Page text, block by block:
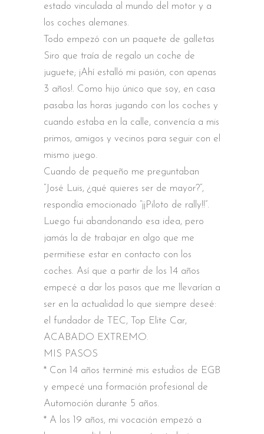
estado vinculada al mundo del motor y a
los coches alemanes.
Todo empezó con un paquete de galletas
Siro que traía de regalo un coche de
juguete; ¡Ahí estalló mi pasión, con apenas
3 años!. Como hijo único que soy, en casa
pasaba las horas jugando con los coches y
cuando estaba en la calle, convencía a mis
primos, amigos y vecinos para seguir con el
mismo juego.
Cuando de pequeño me preguntaban
“José Luis, ¿qué quieres ser de mayor?”,
respondía emocionado “¡¡Piloto de rally!!”.
Luego fui abandonando esa idea, pero
jamás la de trabajar en algo que me
permitiese estar en contacto con los
coches. Así que a partir de los 14 años
empecé a dar los pasos que me llevarían a
ser en la actualidad lo que siempre deseé:
el fundador de TEC, Top Elite Car,
ACABADO EXTREMO.
MIS PASOS
* Con 14 años terminé mis estudios de EGB
y empecé una formación profesional de
Automoción durante 5 años.
* A los 19 años, mi vocación empezó a